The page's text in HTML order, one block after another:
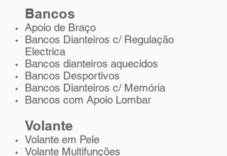
Bancos
Apoio de Braço
Bancos Dianteiros c/ Regulação
Electrica
Bancos dianteiros aquecidos
Bancos Desportivos
Bancos Dianteiros c/ Memória
Bancos com Apoio Lombar
Volante
Volante em Pele
Volante Multifunções